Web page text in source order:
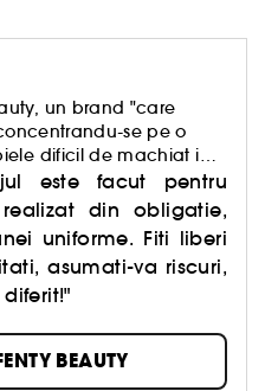
un brand "care
se pe o
dificil de machiat in
marca identifica
este facut pentru
din obligatie,
uniforme. Fiti liberi
asumati-va riscuri,
BEAUTY